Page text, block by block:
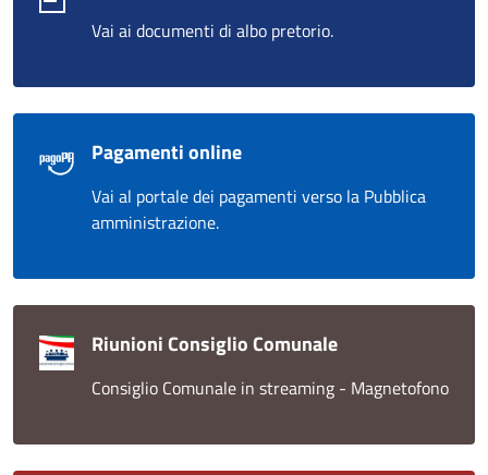
Vai ai documenti di albo pretorio.
Pagamenti online
Vai al portale dei pagamenti verso la Pubblica
amministrazione.
Riunioni Consiglio Comunale
Consiglio Comunale in streaming - Magnetofono